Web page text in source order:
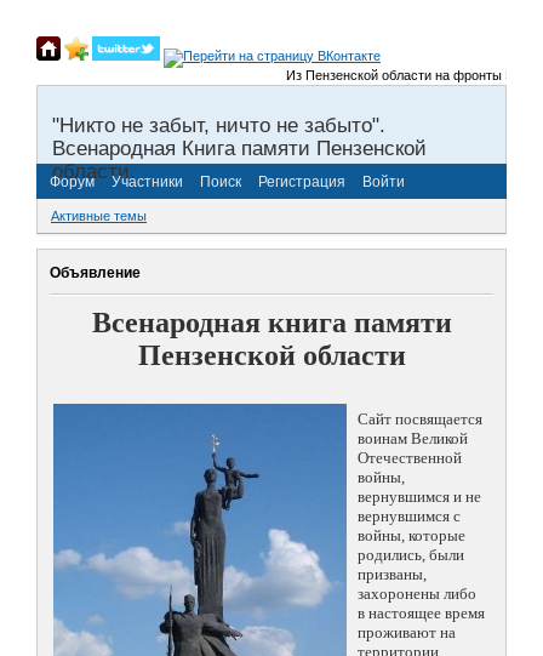
Из Пензенской области на фронты
"Никто не забыт, ничто не забыто".
Всенародная Книга памяти Пензенской
области.
Форум Участники Поиск Регистрация Войти
Активные темы
Объявление
Всенародная книга памяти
Пензенской области
Сайт посвящается
воинам Великой
Отечественной
войны,
вернувшимся и не
вернувшимся с
войны, которые
родились, были
призваны,
захоронены либо
в настоящее время
проживают на
территории